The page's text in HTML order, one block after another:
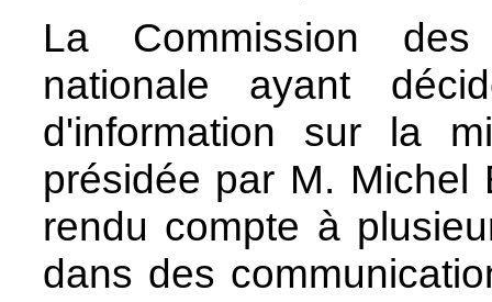
La Commission
nationale ayant
d'information sur la
présidée par M.
rendu compte à
dans des